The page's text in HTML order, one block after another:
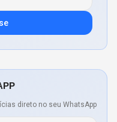
direto no seu WhatsApp